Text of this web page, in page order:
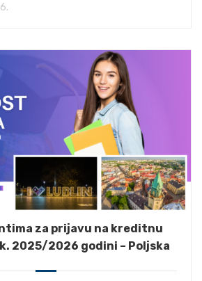
za prijavu na kreditnu
2025/2026 godini – Poljska